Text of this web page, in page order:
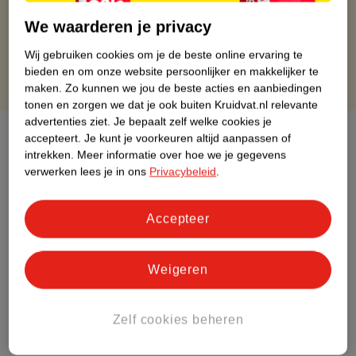
Gratis punten met je Kruidvat kaart
Over dit product
Productinformatie
Etiketinformatie
Nature Impact Score
Dit product heeft (nog) geen Nature
Meer informatie
We waarderen je privacy
Wij gebruiken cookies om je de beste online ervaring te
bieden en om onze website persoonlijker en makkelijker te
maken. Zo kunnen we jou de beste acties en aanbiedingen
tonen en zorgen we dat je ook buiten Kruidvat.nl relevante
advertenties ziet. Je bepaalt zelf welke cookies je
accepteert. Je kunt je voorkeuren altijd aanpassen of
intrekken. Meer informatie over hoe we je gegevens
verwerken lees je in ons Privacybeleid.
Zelf cookies beheren
Weigeren
Accepteer